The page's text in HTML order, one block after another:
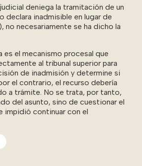
deniega la tramitación de un
declara inadmisible en lugar de
no necesariamente se ha dicho la
es el mecanismo procesal que
al tribunal superior para
de inadmisión y determine si
el contrario, el recurso debería
a trámite. No se trata, por tanto,
del asunto, sino de cuestionar el
impidió continuar con el